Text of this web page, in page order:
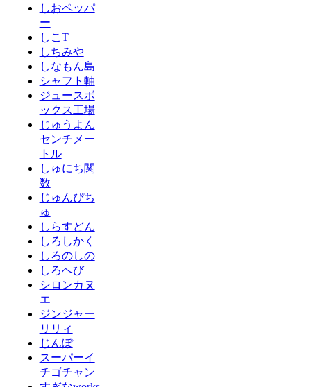
しおペッパ
ー
しこT
しちみや
しなもん島
シャフト軸
ジュースボ
ックス工場
じゅうよん
センチメー
トル
しゅにち関
数
じゅんぴち
ゅ
しらすどん
しろしかく
しろのしの
しろへび
シロンカヌ
エ
ジンジャー
リリィ
じんぽ
スーパーイ
チゴチャン